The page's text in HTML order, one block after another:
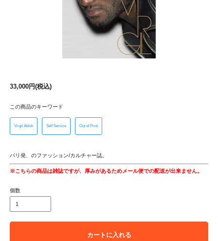
33,000円(税込)
この商品のキーワード
Virgil Abloh Self Service Out of Print
パリ発、のファッション/カルチャー誌。
※こちらの商品は雑誌ですが、厚みがあるためメール便での配送が出来ません。
個数
カートに入れる